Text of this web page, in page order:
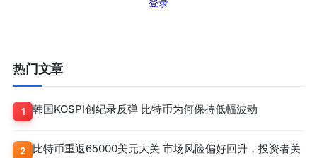
登录
热门文章
1 韩国KOSPI创纪录反弹 比特币为何保持低幅波动
2
比特币重返65000美元大关 市场风险偏好回升，投资者关